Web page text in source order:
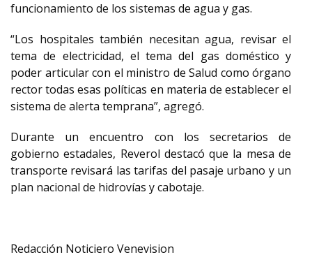
funcionamiento de los sistemas de agua y gas.
“Los hospitales también necesitan agua, revisar el
tema de electricidad, el tema del gas doméstico y
poder articular con el ministro de Salud como órgano
rector todas esas políticas en materia de establecer el
sistema de alerta temprana”, agregó.
Durante un encuentro con los secretarios de
gobierno estadales, Reverol destacó que la mesa de
transporte revisará las tarifas del pasaje urbano y un
plan nacional de hidrovías y cabotaje.
Redacción Noticiero Venevision